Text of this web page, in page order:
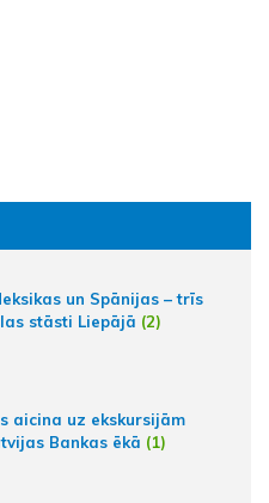
un Spānijas – trīs
stāsti Liepājā (2)
aicina uz ekskursijām
Bankas ēkā (1)